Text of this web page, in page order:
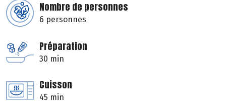
Nombre de personnes
6 personnes
Préparation
30 min
Cuisson
45 min